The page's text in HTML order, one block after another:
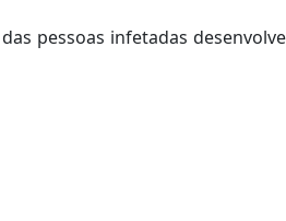
pessoas infetadas